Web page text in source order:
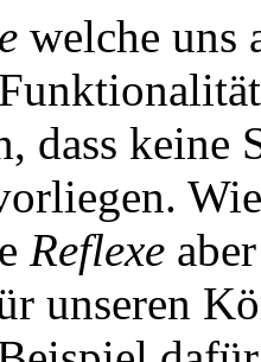
welche uns
dass keine
Reflexe
unseren